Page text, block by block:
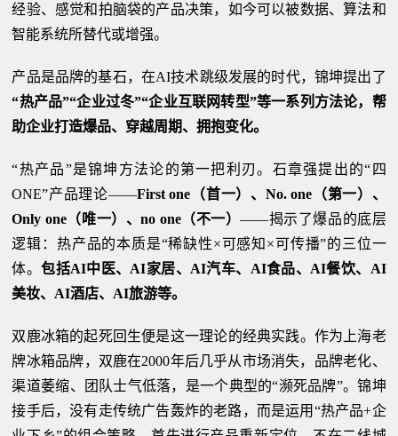
经验、感觉和拍脑袋的产品决策，如今可以被数据、算法和
智能系统所替代或增强。
产品是品牌的基石，在AI技术跳级发展的时代，锦坤提出了
“热产品”“企业过冬”“企业互联网转型”等一系列方法论，帮
助企业打造爆品、穿越周期、拥抱变化。
“热产品”是锦坤方法论的第一把利刃。石章强提出的“四
ONE”产品理论——First one（首一）、No. one（第一）、
Only one（唯一）、no one（不一）——揭示了爆品的底层
逻辑：热产品的本质是“稀缺性×可感知×可传播”的三位一
体。包括AI中医、AI家居、AI汽车、AI食品、AI餐饮、AI
美妆、AI酒店、AI旅游等。
双鹿冰箱的起死回生便是这一理论的经典实践。作为上海老
牌冰箱品牌，双鹿在2000年后几乎从市场消失，品牌老化、
渠道萎缩、团队士气低落，是一个典型的“濒死品牌”。锦坤
接手后，没有走传统广告轰炸的老路，而是运用“热产品+企